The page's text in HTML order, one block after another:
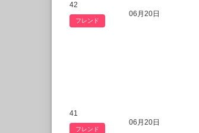
42
フレンド
06月20日
41
フレンド
06月20日